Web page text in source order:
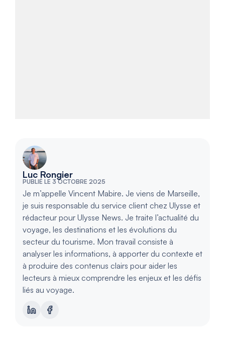
Luc Rongier
PUBLIÉ LE 3 OCTOBRE 2025
Je m’appelle Vincent Mabire. Je viens de Marseille,
je suis responsable du service client chez Ulysse et
rédacteur pour Ulysse News. Je traite l’actualité du
voyage, les destinations et les évolutions du
secteur du tourisme. Mon travail consiste à
analyser les informations, à apporter du contexte et
à produire des contenus clairs pour aider les
lecteurs à mieux comprendre les enjeux et les défis
liés au voyage.